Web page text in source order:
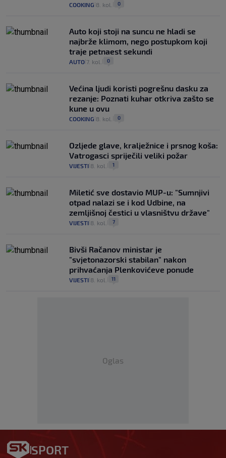
COOKING 8. kol. 0
Auto koji stoji na suncu ne hladi se
najbrže klimom, nego postupkom koji
traje petnaest sekundi
AUTO 7. kol. 0
Većina ljudi koristi pogrešnu dasku za
rezanje: Poznati kuhar otkriva zašto se
kune u ovu
COOKING 8. kol. 0
Ozljede glave, kralježnice i prsnog koša:
Vatrogasci spriječili veliki požar
VIJESTI 8. kol. 1
Miletić sve dostavio MUP-u: "Sumnjivi
otpad nalazi se i kod Udbine, na
zemljišnoj čestici u vlasništvu države"
VIJESTI 8. kol. 7
Bivši Račanov ministar je
"svjetonazorski stabilan" nakon
prihvaćanja Plenkovićeve ponude
VIJESTI 8. kol. 11
Oglas
SPORT